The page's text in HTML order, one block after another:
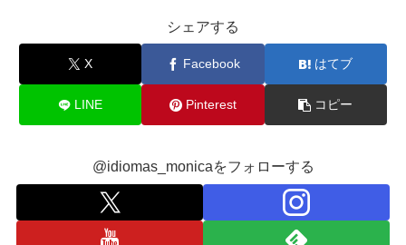
シェアする
X Facebook はてブ
LINE Pinterest コピー
@idiomas_monicaをフォローする